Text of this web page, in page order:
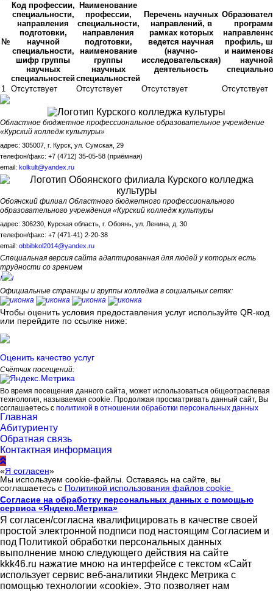
№
Код профессии,
специальности,
направления
подготовки,
научной
специальности,
шифр группы
научных
специальностей
Наименование
профессии,
специальности,
направления
подготовки,
наименование
группы
научных
специальностей
Перечень научных
направлений, в
рамках которых
ведется научная
(научно-
исследовательская)
деятельность
профиль,
и
научной
1 Отсутствует Отсутствует Отсутствует Отсутствует
Областное бюджетное профессиональное образовательное учреждение
«Курский колледж культуры»
адрес: 305007, г. Курск, ул. Сумская, 29
телефон/факс: +7 (4712) 35-05-58 (приёмная)
email: kolkult@yandex.ru
Обоянский филиал Областного бюджетного профессионального
образовательного учреждения «Курский колледж культуры
адрес: 306230, Курская область, г. Обоянь, ул. Ленина, д. 30
телефон/факс: +7 (471-41) 2-20-38
email: obbibkol2014@yandex.ru
Специальная версия сайта адаптированная для людей у которых есть
трудности со зрением
!
!
Официальные страницы и группы колледжа в социальных сетях:
Чтобы оценить условия предоставления услуг используйте QR-код
или перейдите по ссылке ниже:
Оценить качество услуг
Счётчик посещений:
Во время посещения данного сайта, может использоваться общеотраслевая
технология, называемая cookie. Продолжая просматривать данный сайт, Вы
соглашаетесь с политикой в отношении обработки персональных данных
Главная
Абитуриенту
Обратная связь
Контактная информация
«Я согласен»
Мы используем cookie-файлы. Оставаясь на сайте, вы
соглашаетесь с Политикой использования файлов cookie
Согласие на обработку персональных данных с помощью
сервиса «Яндекс.Метрика»
Я согласен/согласна квалифицировать в качестве своей
простой электронной подписи под настоящим Согласием и
под Политикой обработки персональных данных
выполнение мною следующего действия на сайте
kkk46.ru нажатие мною на интерфейсе с текстом «Сайт
использует сервис веб-аналитики Яндекс Метрика с
помощью технологии «cookie». Это позволяет нам